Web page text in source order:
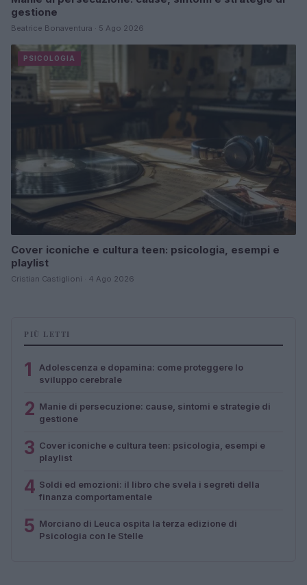
gestione
Beatrice Bonaventura · 5 Ago 2026
PSICOLOGIA
Cover iconiche e cultura teen: psicologia, esempi e
playlist
Cristian Castiglioni · 4 Ago 2026
PIÙ LETTI
1
Adolescenza e dopamina: come proteggere lo
sviluppo cerebrale
2 Manie di persecuzione: cause, sintomi e strategie di
gestione
3 Cover iconiche e cultura teen: psicologia, esempi e
playlist
4 Soldi ed emozioni: il libro che svela i segreti della
finanza comportamentale
5 Morciano di Leuca ospita la terza edizione di
Psicologia con le Stelle